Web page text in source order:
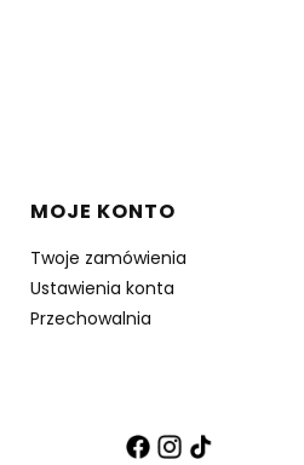
MOJE KONTO
Twoje zamówienia
Ustawienia konta
Przechowalnia